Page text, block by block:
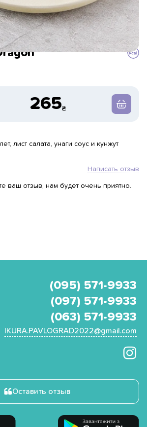
265
лист салата, унаги соус и кунжут
Написать отзыв
ваш отзыв, нам будет очень приятно.
(095) 571-9933
(097) 571-9933
(063) 571-9933
IKURA.PAVLOGRAD2022@gmail.com
Оставить отзыв